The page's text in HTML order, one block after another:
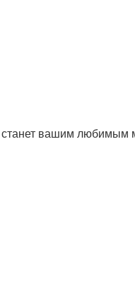
вашим любимым